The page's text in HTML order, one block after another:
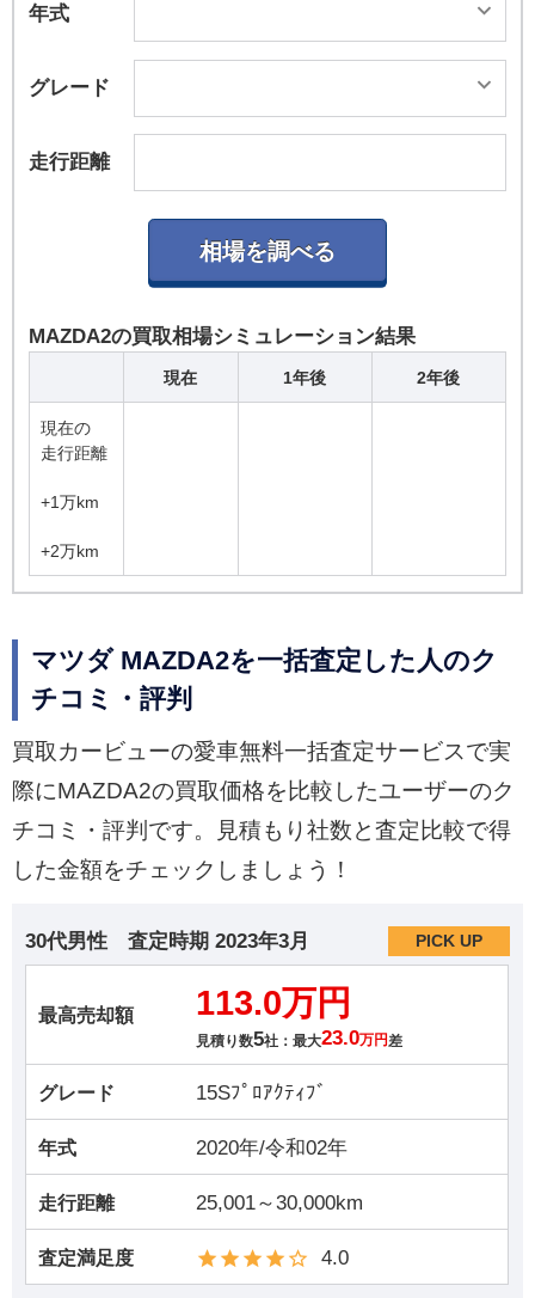
年式
グレード
走行距離
MAZDA2の買取相場シミュレーション結果
現在 1年後 2年後
現在の
走行距離
+1万km
+2万km
マツダ MAZDA2を一括査定した人のク
チコミ・評判
買取カービューの愛車無料一括査定サービスで実
際にMAZDA2の買取価格を比較したユーザーのク
チコミ・評判です。見積もり社数と査定比較で得
した金額をチェックしましょう！
30代男性 査定時期 2023年3月 PICK UP
最高売却額 113.0万円
見積り数5社：最大23.0万円 差
グレード 15Sﾌﾟﾛｱｸﾃｨﾌﾞ
年式 2020年/令和02年
走行距離 25,001～30,000km
査定満足度 4.0